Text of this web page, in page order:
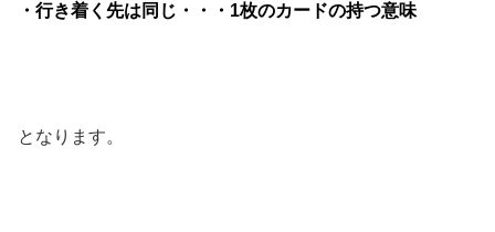
・ 行き着く先は同じ・・・ 1枚のカードの持つ意味
となります。